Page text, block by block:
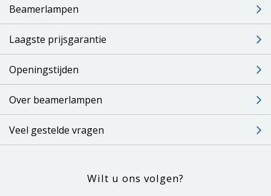
Beamerlampen
Laagste prijsgarantie
Openingstijden
Over beamerlampen
Veel gestelde vragen
Wilt u ons volgen?